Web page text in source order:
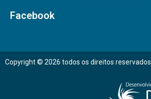
Facebook
Copyright © 2026 todos os direitos reservados